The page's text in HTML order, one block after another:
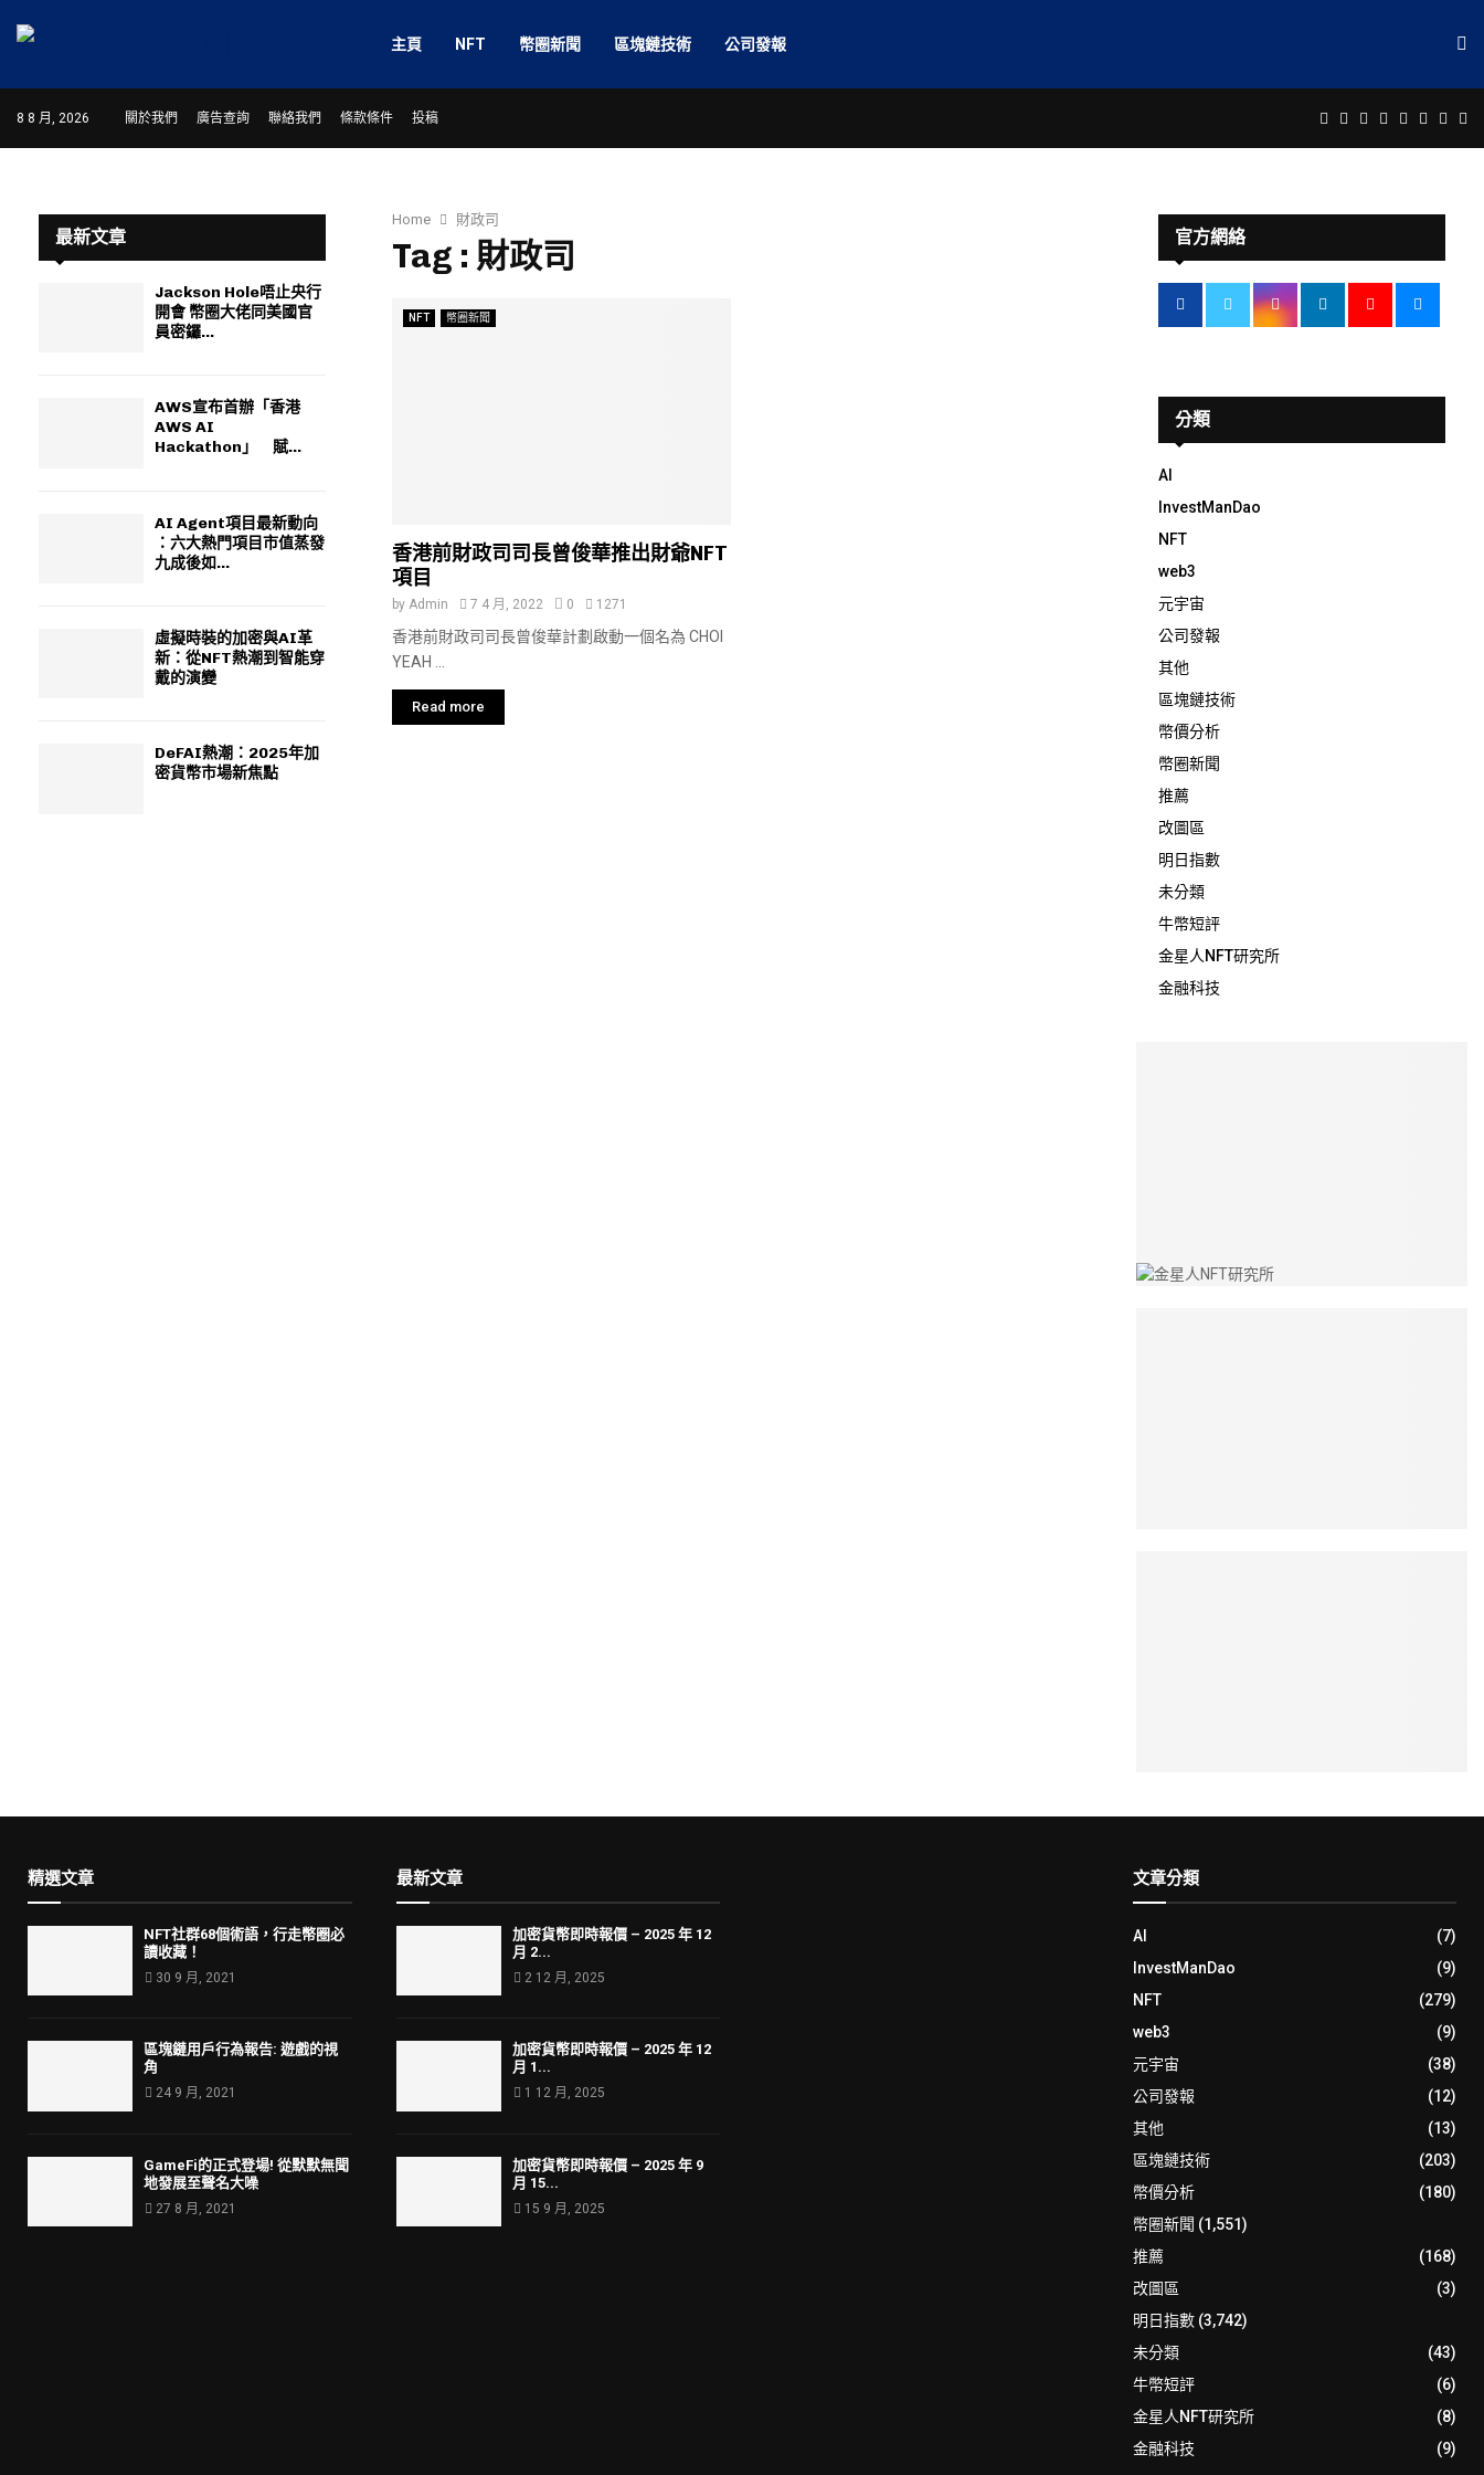
主頁 NFT 幣圈新聞 區塊鏈技術 公司發報
8 8 月, 2026 關於我們 廣告查詢 聯絡我們 條款條件 投稿 Facebook
TwitterInstagram
Linkedin
Youtube
Email
Rss
Home 財政司
Tag : 財政司
NFT 幣圈新聞
香港前財政司司長曾俊華推出財爺NFT
項目
by Admin 7 4 月, 2022 0 1271
香港前財政司司長曾俊華計劃啟動一個名為 CHOI
YEAH ...
Read more
最新文章
Jackson Hole唔止央行
開會 幣圈大佬同美國官
員密鑼...
AWS宣布首辦「香港
AWS AI
Hackathon」 賦...
AI Agent項目最新動向
：六大熱門項目市值蒸發
九成後如...
虛擬時裝的加密與AI革
新：從NFT熱潮到智能穿
戴的演變
DeFAI熱潮：2025年加
密貨幣市場新焦點
官方網絡
分類
AI
InvestManDao
NFT
web3
元宇宙
公司發報
其他
區塊鏈技術
幣價分析
幣圈新聞
推薦
改圖區
明日指數
未分類
牛幣短評
金星人NFT研究所
金融科技
精選文章
NFT社群68個術語，行走幣圈必
讀收藏！
30 9 月, 2021
區塊鏈用戶行為報告: 遊戲的視
角
24 9 月, 2021
GameFi的正式登場! 從默默無聞
地發展至聲名大噪
27 8 月, 2021
最新文章
加密貨幣即時報價 – 2025 年 12
月 2...
2 12 月, 2025
加密貨幣即時報價 – 2025 年 12
月 1...
1 12 月, 2025
加密貨幣即時報價 – 2025 年 9
月 15...
15 9 月, 2025
文章分類
AI
(7)
InvestManDao
(9)
NFT
(279)
web3
(9)
元宇宙
(38)
公司發報
(12)
其他
(13)
區塊鏈技術
(203)
幣價分析
(180)
幣圈新聞 (1,551)
推薦
(168)
改圖區
(3)
明日指數(3,742)
未分類
(43)
牛幣短評
(6)
金星人NFT研究所
(8)
金融科技
(9)